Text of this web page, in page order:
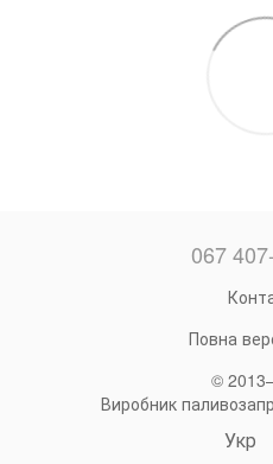
067
Повна
©
Виробник
Укр